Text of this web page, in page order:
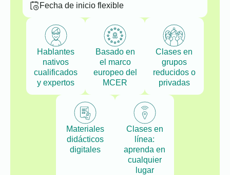
Fecha de inicio flexible
Hablantes
nativos
cualificados
y expertos
Basado en
el marco
europeo del
MCER
Clases en
grupos
reducidos o
privadas
Materiales
didácticos
digitales
Clases en
línea:
aprenda en
cualquier
lugar